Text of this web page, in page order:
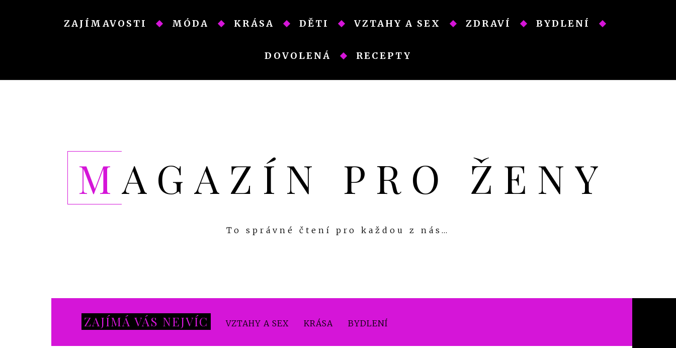
ZAJÍMAVOSTI MÓDA KRÁSA DĚTI VZTAHY A SEX ZDRAVÍ BYDLENÍ
DOVOLENÁ RECEPTY
MAGAZÍN PRO ŽENY
To správné čtení pro každou z nás…
ZAJÍMÁ VÁS NEJVÍC VZTAHY A SEX KRÁSA BYDLENÍ